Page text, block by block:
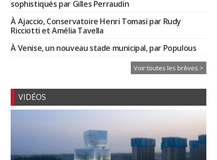
sophistiqués par Gilles Perraudin
À Ajaccio, Conservatoire Henri Tomasi par Rudy
Ricciotti et Amélia Tavella
À Venise, un nouveau stade municipal, par Populous
Voir toutes les brèves >
VIDÉOS